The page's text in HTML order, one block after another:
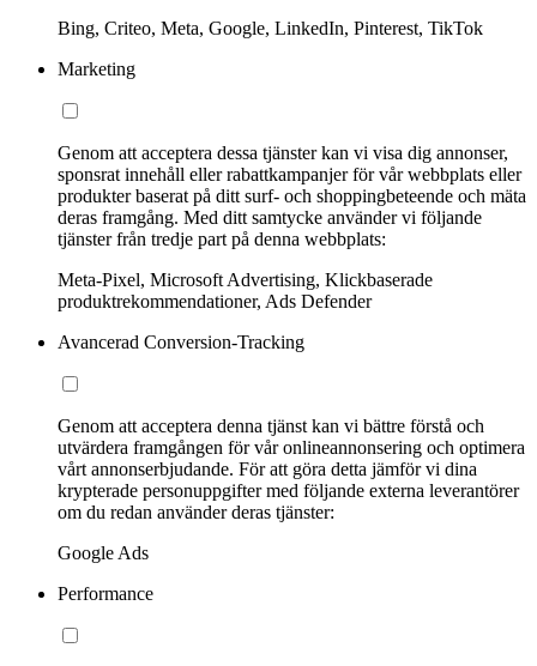
Bing, Criteo, Meta, Google, LinkedIn, Pinterest, TikTok
Marketing
Genom att acceptera dessa tjänster kan vi visa dig annonser,
sponsrat innehåll eller rabattkampanjer för vår webbplats eller
produkter baserat på ditt surf- och shoppingbeteende och mäta
deras framgång. Med ditt samtycke använder vi följande
tjänster från tredje part på denna webbplats:
Meta-Pixel, Microsoft Advertising, Klickbaserade
produktrekommendationer, Ads Defender
Avancerad Conversion-Tracking
Genom att acceptera denna tjänst kan vi bättre förstå och
utvärdera framgången för vår onlineannonsering och optimera
vårt annonserbjudande. För att göra detta jämför vi dina
krypterade personuppgifter med följande externa leverantörer
om du redan använder deras tjänster:
Google Ads
Performance